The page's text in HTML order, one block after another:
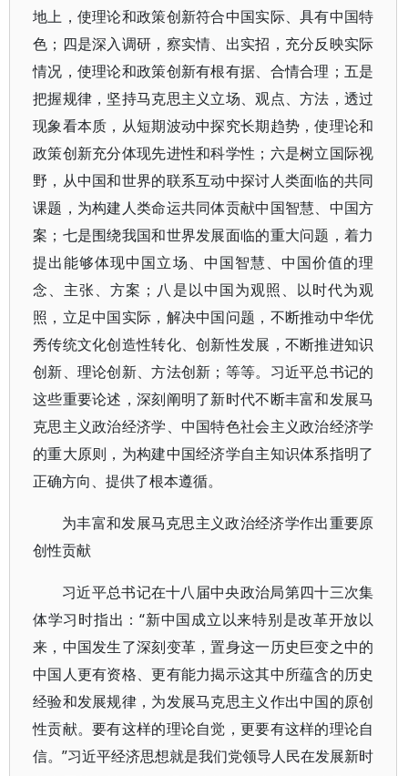
地上，使理论和政策创新符合中国实际、具有中国特
色；四是深入调研，察实情、出实招，充分反映实际
情况，使理论和政策创新有根有据、合情合理；五是
把握规律，坚持马克思主义立场、观点、方法，透过
现象看本质，从短期波动中探究长期趋势，使理论和
政策创新充分体现先进性和科学性；六是树立国际视
野，从中国和世界的联系互动中探讨人类面临的共同
课题，为构建人类命运共同体贡献中国智慧、中国方
案；七是围绕我国和世界发展面临的重大问题，着力
提出能够体现中国立场、中国智慧、中国价值的理
念、主张、方案；八是以中国为观照、以时代为观
照，立足中国实际，解决中国问题，不断推动中华优
秀传统文化创造性转化、创新性发展，不断推进知识
创新、理论创新、方法创新；等等。习近平总书记的
这些重要论述，深刻阐明了新时代不断丰富和发展马
克思主义政治经济学、中国特色社会主义政治经济学
的重大原则，为构建中国经济学自主知识体系指明了
正确方向、提供了根本遵循。
为丰富和发展马克思主义政治经济学作出重要原
创性贡献
习近平总书记在十八届中央政治局第四十三次集
体学习时指出：“新中国成立以来特别是改革开放以
来，中国发生了深刻变革，置身这一历史巨变之中的
中国人更有资格、更有能力揭示这其中所蕴含的历史
经验和发展规律，为发展马克思主义作出中国的原创
性贡献。要有这样的理论自觉，更要有这样的理论自
信。”习近平经济思想就是我们党领导人民在发展新时